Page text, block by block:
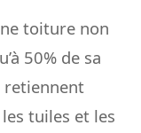
toiture non
50% de sa
retiennent
tuiles et les